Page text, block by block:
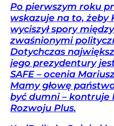
Po pierwszym roku
wskazuje na to, żeby
wyciszył spory
zwaśnionymi
Dotychczas
jego prezydentury
SAFE – ocenia
Mamy głowę
być dumni – kontruje
Rozwoju Plus.